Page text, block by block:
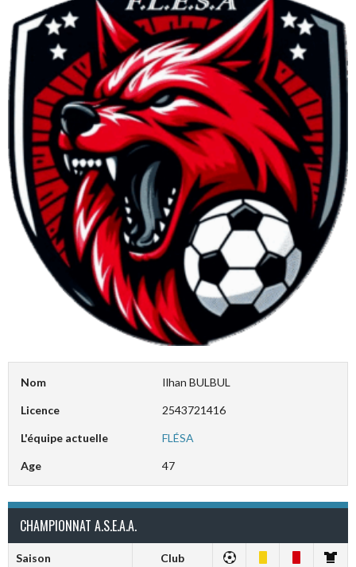
Nom Ilhan BULBUL
Licence 2543721416
L'équipe actuelle FLÉSA
Age 47
CHAMPIONNAT A.S.E.A.A.
Saison Club